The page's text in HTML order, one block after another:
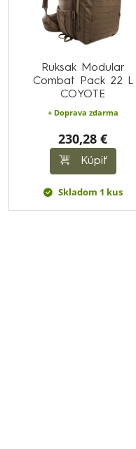
Ruksak Modular
Combat Pack 22 L
COYOTE
+ Doprava zdarma
230,28 €
Kúpiť
Skladom 1 kus